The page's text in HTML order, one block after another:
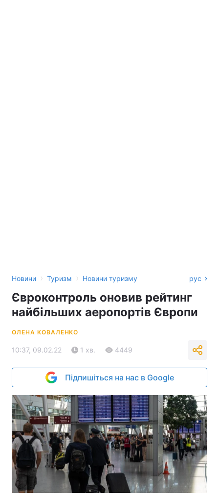
Новини › Туризм › Новини туризму рус
Євроконтроль оновив рейтинг
найбільших аеропортів Європи
ОЛЕНА КОВАЛЕНКО
10:37, 09.02.22 1 хв. 4449
Підпишіться на нас в Google